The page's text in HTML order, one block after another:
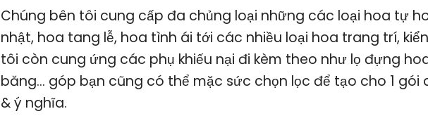
Chúng bên tôi cung cấp đa chủng loại những các loại hoa tự
nhật, hoa tang lễ, hoa tình ái tới các nhiều loại hoa trang trí,
tôi còn cung ứng các phụ khiếu nại đi kèm theo như lọ đựng
băng… góp bạn cũng có thể mặc sức chọn lọc để tạo cho 1 gói
& ý nghĩa.